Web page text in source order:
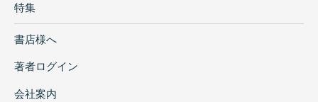
特集
書店様へ
著者ログイン
会社案内